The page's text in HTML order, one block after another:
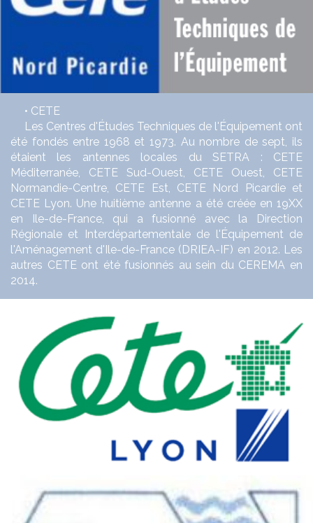
• CETE
Les Centres d'Études Techniques de l'Équipement ont
été fondés entre 1968 et 1973. Au nombre de sept, ils
étaient les antennes locales du SETRA : CETE
Méditerranée, CETE Sud-Ouest, CETE Ouest, CETE
Normandie-Centre, CETE Est, CETE Nord Picardie et
CETE Lyon. Une huitième antenne a été créée en 19XX
en Ile-de-France, qui a fusionné avec la Direction
Régionale et Interdépartementale de l'Équipement de
l'Aménagement d'Ile-de-France (DRIEA-IF) en 2012. Les
autres CETE ont été fusionnés au sein du CEREMA en
2014.